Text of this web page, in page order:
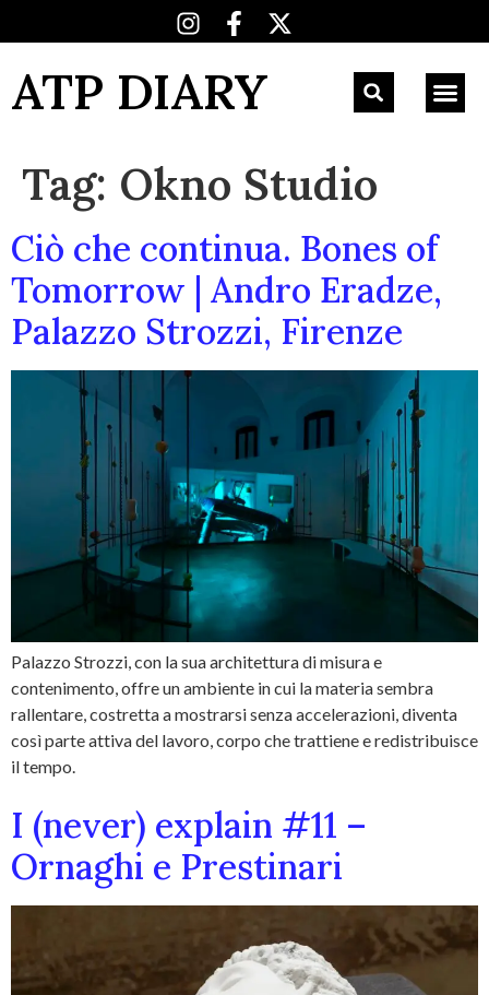
ATP DIARY
Tag: Okno Studio
Ciò che continua. Bones of
Tomorrow | Andro Eradze,
Palazzo Strozzi, Firenze
Palazzo Strozzi, con la sua architettura di misura e
contenimento, offre un ambiente in cui la materia sembra
rallentare, costretta a mostrarsi senza accelerazioni, diventa
così parte attiva del lavoro, corpo che trattiene e redistribuisce
il tempo.
I (never) explain #11 –
Ornaghi e Prestinari